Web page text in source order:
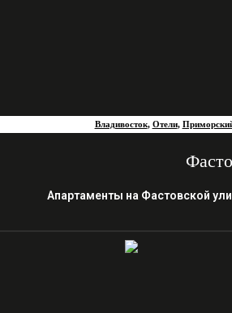
Владивосток, Отели,
Апартаменты на Фастовской